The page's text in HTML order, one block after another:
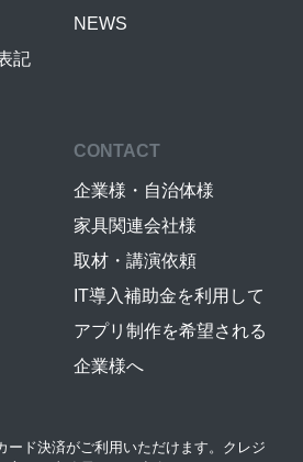
記
NEWS
CONTACT
企業様・自治体様
家具関連会社様
取材・講演依頼
IT導入補助金を利用して
アプリ制作を希望される
企業様へ
ード決済がご利用いただけます。クレジ